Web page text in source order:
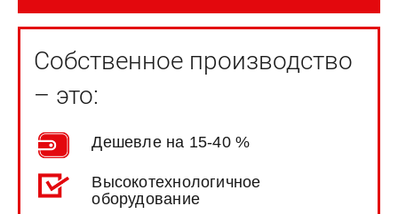
Собственное производство
– это:
Дешевле на 15-40 %
Высокотехнологичное
оборудование